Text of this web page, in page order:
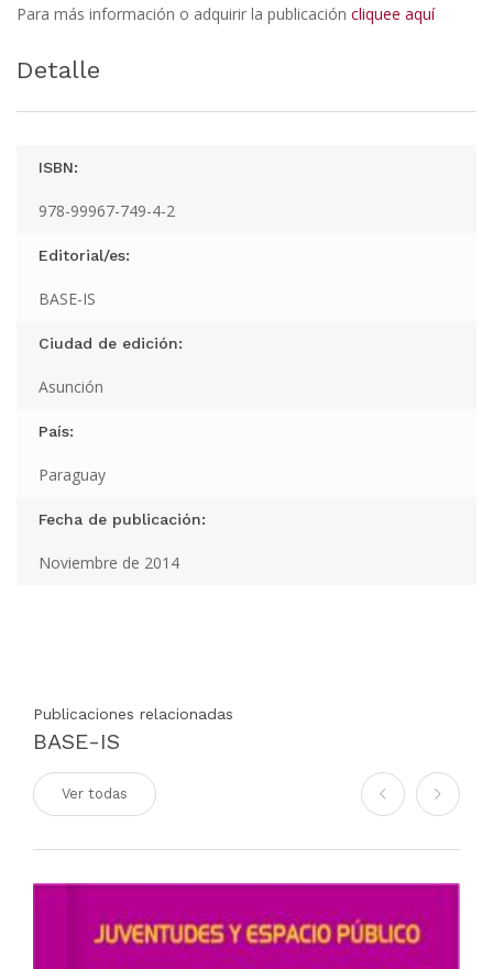
Para más información o adquirir la publicación cliquee aquí
Detalle
ISBN:
978-99967-749-4-2
Editorial/es:
BASE-IS
Ciudad de edición:
Asunción
País:
Paraguay
Fecha de publicación:
Noviembre de 2014
Publicaciones relacionadas
BASE-IS
Ver todas